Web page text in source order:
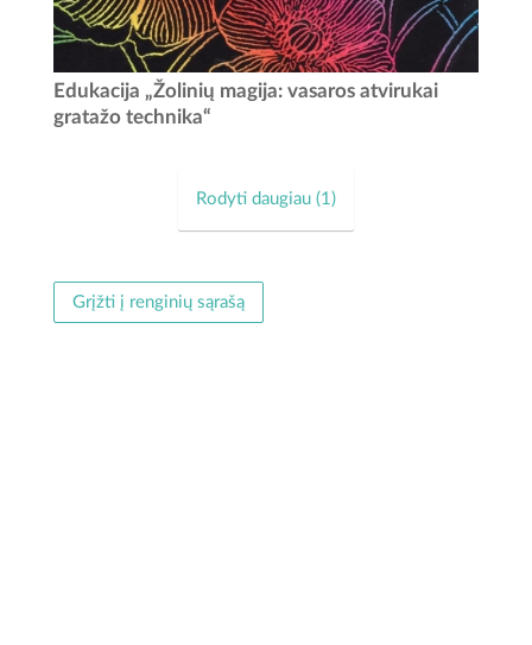
Ar žinojote, kad po paslaptingu juodu sluoksniu gali slėptis
spalvingiausia rugpjūčio pieva? Kviečiame vaikus ir
Edukacija „Žolinių magija: vasaros atvirukai
gratažo technika“
Rodyti daugiau (1)
Grįžti į renginių sąrašą